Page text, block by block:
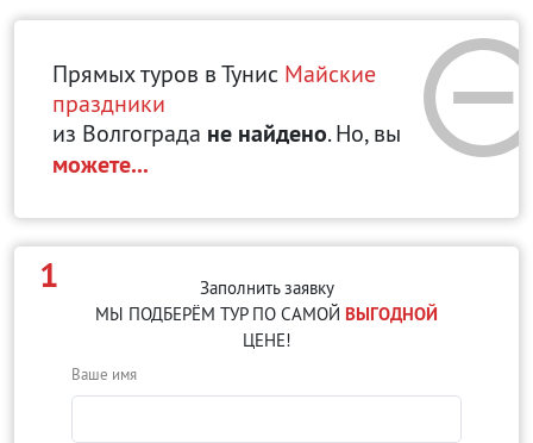
Прямых туров в Тунис Майские
праздники
из Волгограда не найдено. Но, вы
можете...
1
Заполнить заявку
МЫ ПОДБЕРЁМ ТУР ПО САМОЙ ВЫГОДНОЙ
ЦЕНЕ!
Ваше имя